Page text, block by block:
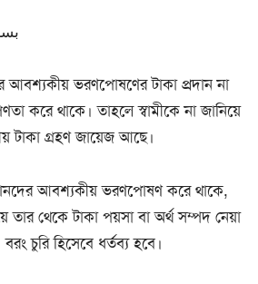
আবশ্যকীয় ভরণপোষণের টাকা প্রদান না
করে থাকে। তাহলে স্বামীকে না জানিয়ে
টাকা গ্রহণ জায়েজ আছে।
আবশ্যকীয় ভরণপোষণ করে থাকে,
তার থেকে টাকা পয়সা বা অর্থ সম্পদ নেয়া
চুরি হিসেবে ধর্তব্য হবে।